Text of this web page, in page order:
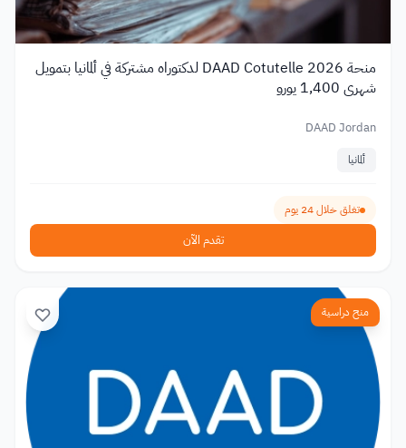
منحة DAAD Cotutelle 2026 لدكتوراه مشتركة في ألمانيا بتمويل
شهري 1,400 يورو
DAAD Jordan
ألمانيا
تغلق خلال 24 يوم
تقدم الآن
منح دراسية